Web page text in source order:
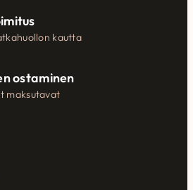
kautta
ostaminen
maksutavat